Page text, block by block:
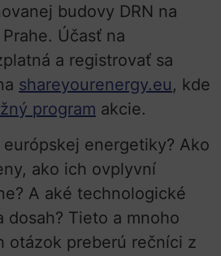
budovy DRN na
Účasť na
a registrovať sa
shareyourenergy.eu, kde
program akcie.
energetiky? Ako
ako ich ovplyvní
A aké technologické
dosah? Tieto a mnoho
otázok preberú rečníci z